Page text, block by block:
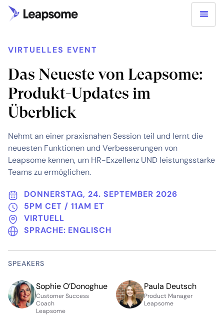
VIRTUELLES EVENT
Das Neueste von Leapsome:
Produkt-Updates im
Überblick
Nehmt an einer praxisnahen Session teil und lernt die
neuesten Funktionen und Verbesserungen von
Leapsome kennen, um HR-Exzellenz UND leistungsstarke
Teams zu ermöglichen.
DONNERSTAG, 24. SEPTEMBER 2026
5PM CET / 11AM ET
VIRTUELL
SPRACHE: ENGLISCH
SPEAKERS
Sophie O’Donoghue
Customer Success
Coach
Leapsome
Paula Deutsch
Product Manager
Leapsome